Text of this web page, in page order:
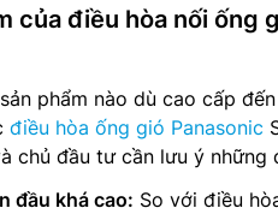
của điều hòa nối ống
phẩm nào dù cao cấp
điều hòa ống gió Panasonic
chủ đầu tư cần lưu ý những
đầu khá cao: So với điều